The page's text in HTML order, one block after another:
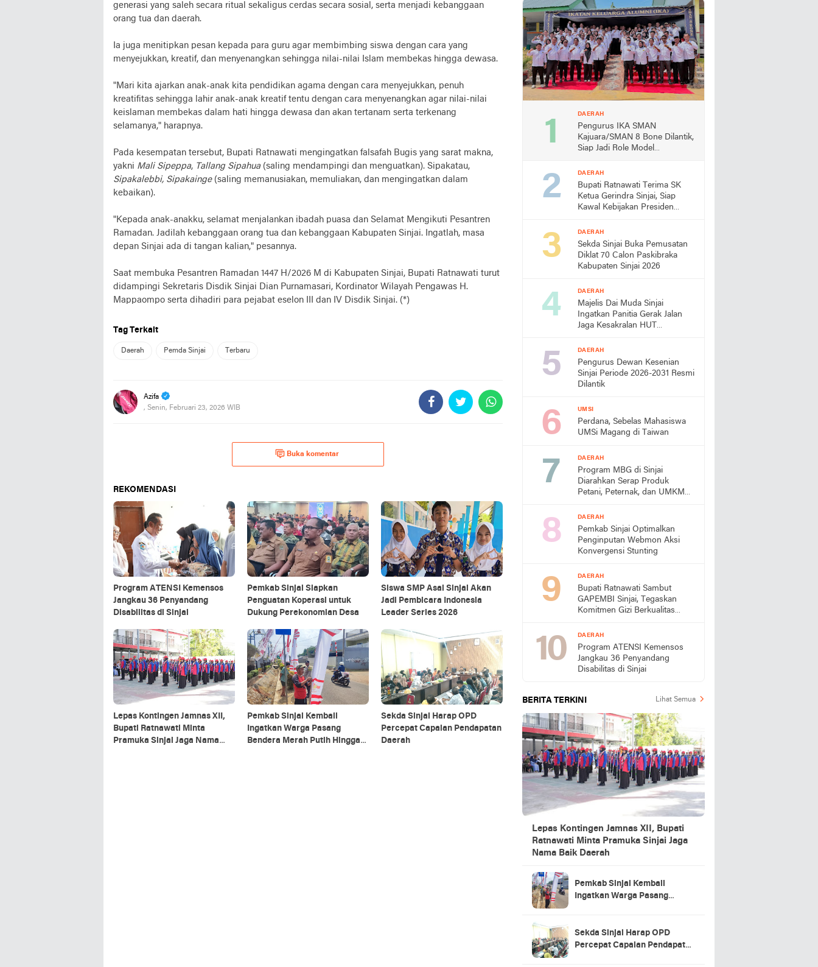
generasi yang saleh secara ritual sekaligus cerdas secara sosial, serta menjadi kebanggaan
orang tua dan daerah.
Ia juga menitipkan pesan kepada para guru agar membimbing siswa dengan cara yang
menyejukkan, kreatif, dan menyenangkan sehingga nilai-nilai Islam membekas hingga dewasa.
"Mari kita ajarkan anak-anak kita pendidikan agama dengan cara menyejukkan, penuh
kreatifitas sehingga lahir anak-anak kreatif tentu dengan cara menyenangkan agar nilai-nilai
keislaman membekas dalam hati hingga dewasa dan akan tertanam serta terkenang
selamanya," harapnya.
Pada kesempatan tersebut, Bupati Ratnawati mengingatkan falsafah Bugis yang sarat makna,
yakni Mali Sipeppa, Tallang Sipahua(saling mendampingi dan menguatkan). Sipakatau,
Sipakalebbi, Sipakainge(saling memanusiakan, memuliakan, dan mengingatkan dalam
kebaikan).
"Kepada anak-anakku, selamat menjalankan ibadah puasa dan Selamat Mengikuti Pesantren
Ramadan. Jadilah kebanggaan orang tua dan kebanggaan Kabupaten Sinjai. Ingatlah, masa
depan Sinjai ada di tangan kalian," pesannya.
Saat membuka Pesantren Ramadan 1447 H/2026 M di Kabupaten Sinjai, Bupati Ratnawati turut
didampingi Sekretaris Disdik Sinjai Dian Purnamasari, Kordinator Wilayah Pengawas H.
Mappaompo serta dihadiri para pejabat eselon III dan IV Disdik Sinjai. (*)
Tag Terkait
Daerah Pemda Sinjai Terbaru
Azifa
, Senin, Februari 23, 2026 WIB
Buka komentar
REKOMENDASI
Program ATENSI Kemensos
Jangkau 36 Penyandang
Disabilitas di Sinjai
Pemkab Sinjai Siapkan
Penguatan Koperasi untuk
Dukung Perekonomian Desa
Siswa SMP Asal Sinjai Akan
Jadi Pembicara Indonesia
Leader Series 2026
Lepas Kontingen Jamnas XII,
Bupati Ratnawati Minta
Pramuka Sinjai Jaga Nama
Pemkab Sinjai Kembali
Ingatkan Warga Pasang
Bendera Merah Putih Hingga
Sekda Sinjai Harap OPD
Percepat Capaian Pendapatan
Daerah
DAERAH
Pengurus IKA SMAN
Kajuara/SMAN 8 Bone Dilantik,
Siap Jadi Role Model
DAERAH
Bupati Ratnawati Terima SK
Ketua Gerindra Sinjai, Siap
Kawal Kebijakan Presiden
DAERAH
Sekda Sinjai Buka Pemusatan
Diklat 70 Calon Paskibraka
Kabupaten Sinjai 2026
DAERAH
Majelis Dai Muda Sinjai
Ingatkan Panitia Gerak Jalan
Jaga Kesakralan HUT
DAERAH
Pengurus Dewan Kesenian
Sinjai Periode 2026-2031 Resmi
Dilantik
UMSI
Perdana, Sebelas Mahasiswa
UMSi Magang di Taiwan
DAERAH
Program MBG di Sinjai
Diarahkan Serap Produk
Petani, Peternak, dan UMKM
DAERAH
Pemkab Sinjai Optimalkan
Penginputan Webmon Aksi
Konvergensi Stunting
DAERAH
Bupati Ratnawati Sambut
GAPEMBI Sinjai, Tegaskan
Komitmen Gizi Berkualitas
DAERAH
Program ATENSI Kemensos
Jangkau 36 Penyandang
Disabilitas di Sinjai
BERITA TERKINI Lihat Semua
Lepas Kontingen Jamnas XII, Bupati
Ratnawati Minta Pramuka Sinjai Jaga
Nama Baik Daerah
Pemkab Sinjai Kembali
Ingatkan Warga Pasang
Sekda Sinjai Harap OPD
Percepat Capaian Pendapatan